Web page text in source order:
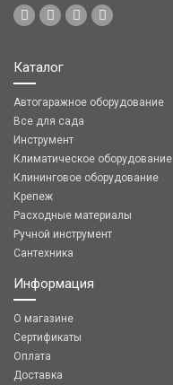
Каталог
Автогаражное оборудование
Все для сада
Инструмент
Климатическое оборудование
Клининговое оборудование
Крепеж
Расходные материалы
Ручной инструмент
Сантехника
Информация
О магазине
Сертификаты
Оплата
Доставка